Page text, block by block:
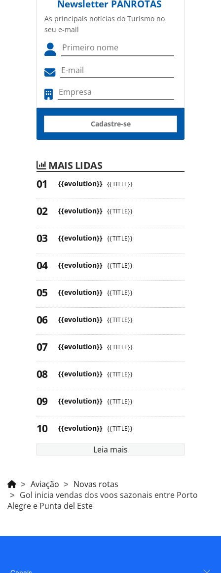
Newsletter PANROTAS
As principais notícias do Turismo no
seu e-mail
Cadastre-se
MAIS LIDAS
{{evolution}} {{TITLE}}
{{evolution}} {{TITLE}}
{{evolution}} {{TITLE}}
{{evolution}} {{TITLE}}
{{evolution}} {{TITLE}}
{{evolution}} {{TITLE}}
{{evolution}} {{TITLE}}
{{evolution}} {{TITLE}}
{{evolution}} {{TITLE}}
{{evolution}} {{TITLE}}
Leia mais
Aviação
Novas rotas
Gol inicia vendas dos voos sazonais entre Porto
Alegre e Punta del Este